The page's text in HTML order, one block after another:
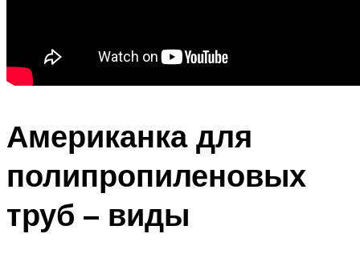
Американка для
полипропиленовых
труб – виды